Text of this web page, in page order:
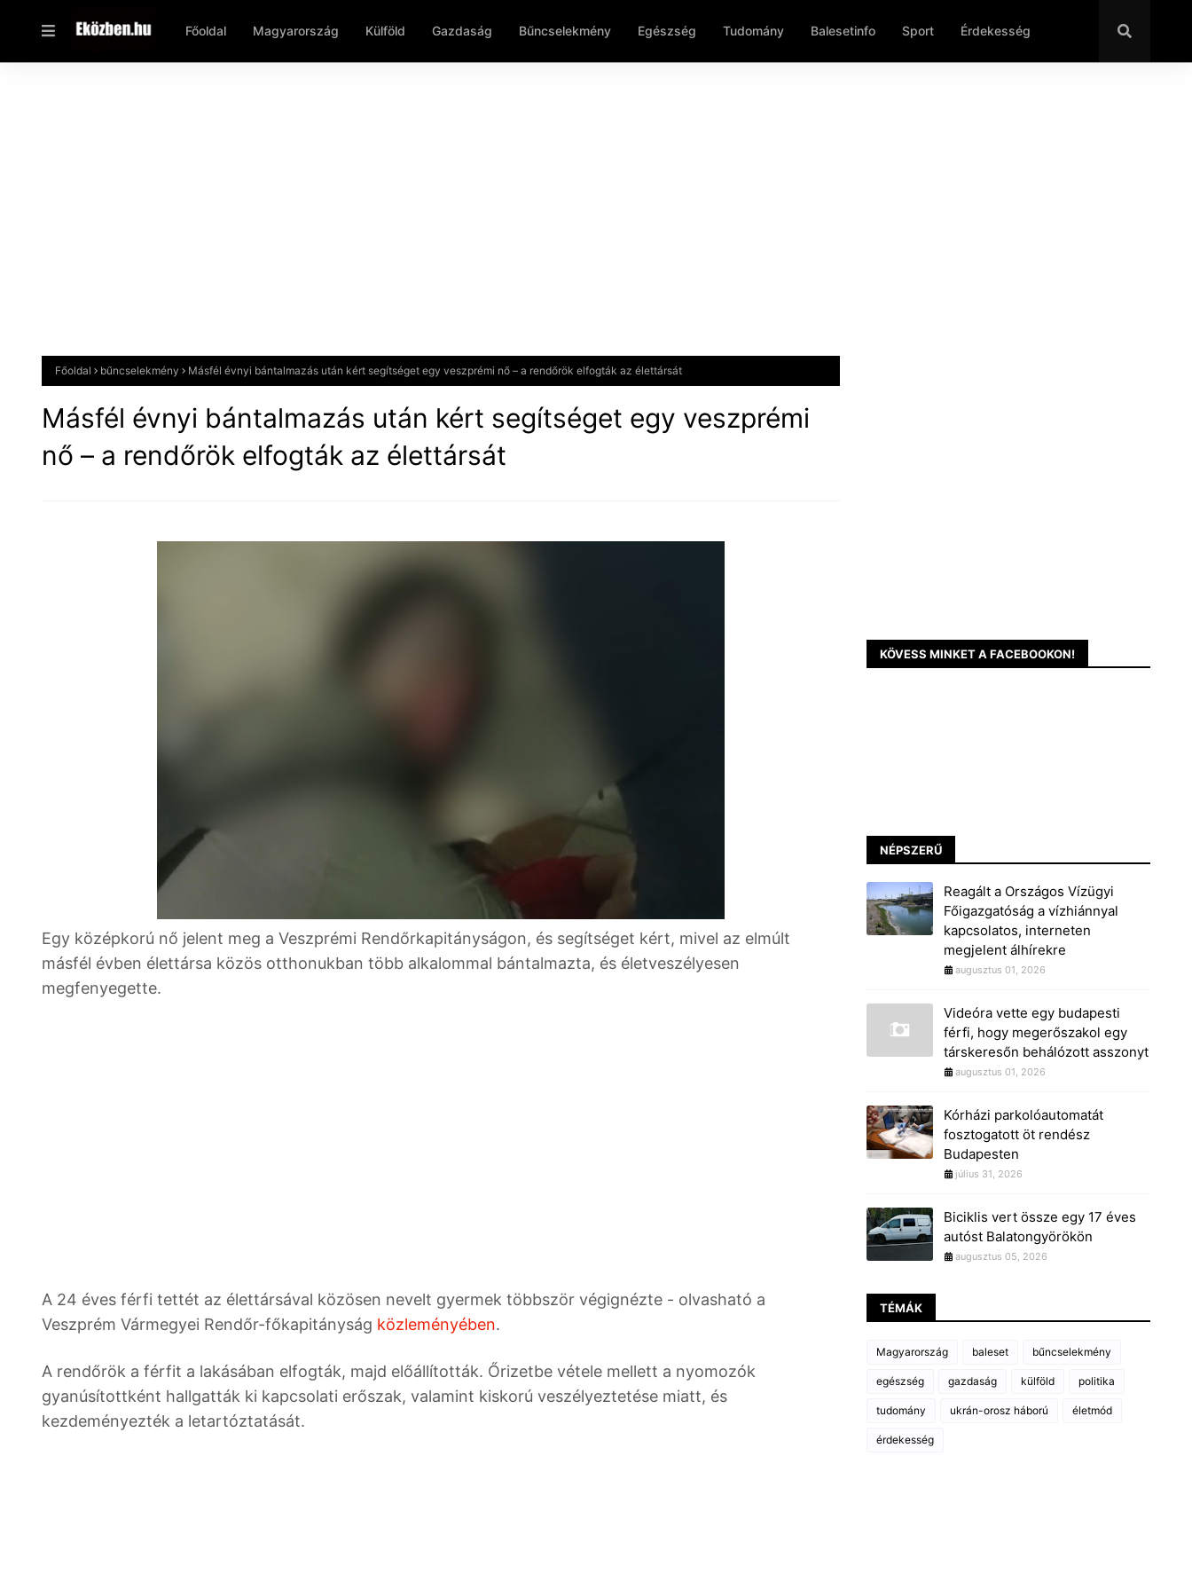
Főoldal Magyarország Külföld Gazdaság Bűncselekmény Egészség Tudomány Balesetinfo Sport Érdekesség
Főoldal bűncselekmény Másfél évnyi bántalmazás után kért segítséget egy veszprémi nő – a rendőrök elfogták az élettársát
Másfél évnyi bántalmazás után kért segítséget egy veszprémi
nő – a rendőrök elfogták az élettársát
Egy középkorú nő jelent meg a Veszprémi Rendőrkapitányságon, és segítséget kért, mivel az elmúlt
másfél évben élettársa közös otthonukban több alkalommal bántalmazta, és életveszélyesen
megfenyegette.
A 24 éves férfi tettét az élettársával közösen nevelt gyermek többször végignézte - olvasható a
Veszprém Vármegyei Rendőr-főkapitányság közleményében.
A rendőrök a férfit a lakásában elfogták, majd előállították. Őrizetbe vétele mellett a nyomozók
gyanúsítottként hallgatták ki kapcsolati erőszak, valamint kiskorú veszélyeztetése miatt, és
kezdeményezték a letartóztatását.
KÖVESS MINKET A FACEBOOKON!
NÉPSZERŰ
Reagált a Országos Vízügyi
Főigazgatóság a vízhiánnyal
kapcsolatos, interneten
megjelent álhírekre
augusztus 01, 2026
Videóra vette egy budapesti
férfi, hogy megerőszakol egy
társkeresőn behálózott asszonyt
augusztus 01, 2026
Kórházi parkolóautomatát
fosztogatott öt rendész
Budapesten
július 31, 2026
Biciklis vert össze egy 17 éves
autóst Balatongyörökön
augusztus 05, 2026
TÉMÁK
Magyarország baleset bűncselekmény
egészség gazdaság külföld politika
tudomány ukrán-orosz háború életmód
érdekesség